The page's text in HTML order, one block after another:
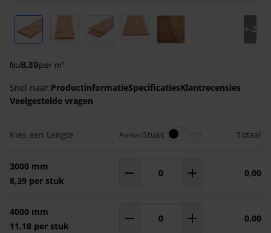
View larger imageView larger imageView larger imageView larger image
+-2
Nu8,39per m¹
Snel naar:ProductinformatieSpecificatiesKlantrecensies
Veelgestelde vragen
Gegroepeerde productitems
Kies een Lengte Aantal:Stuks Meters Totaal
3000 mm
8,39 per stuk
Aantal m¹ 0,00
4000 mm
11,18 per stuk
Aantal m¹ 0,00